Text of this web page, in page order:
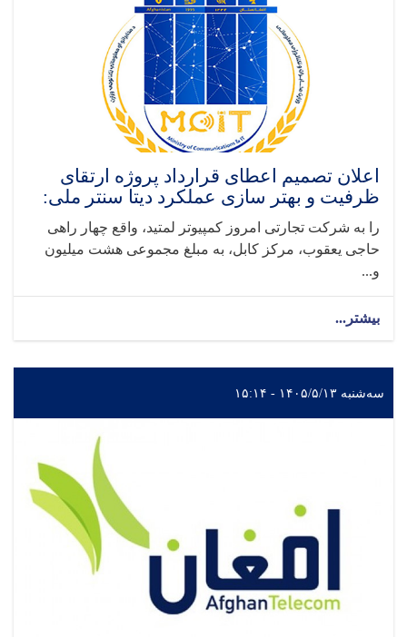
اعلان تصمیم اعطای قرارداد پروژه ارتقای
ظرفیت و بهتر سازی عملکرد دیتا سنتر ملی:
را به شرکت تجارتی امروز کمپیوتر لمتید، واقع چهار راهی
حاجی یعقوب، مرکز کابل، به مبلغ مجموعی هشت میلیون
و...
بیشتر...
سه‌شنبه ۱۴۰۵/۵/۱۳ - ۱۵:۱۴